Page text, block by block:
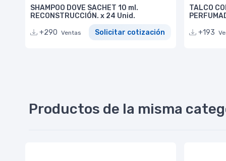
SHAMPOO DOVE SACHET 10 ml.
RECONSTRUCCIÓN. x 24 Unid.
+290 Ventas Solicitar cotización
TALCO
+193
Productos de la misma